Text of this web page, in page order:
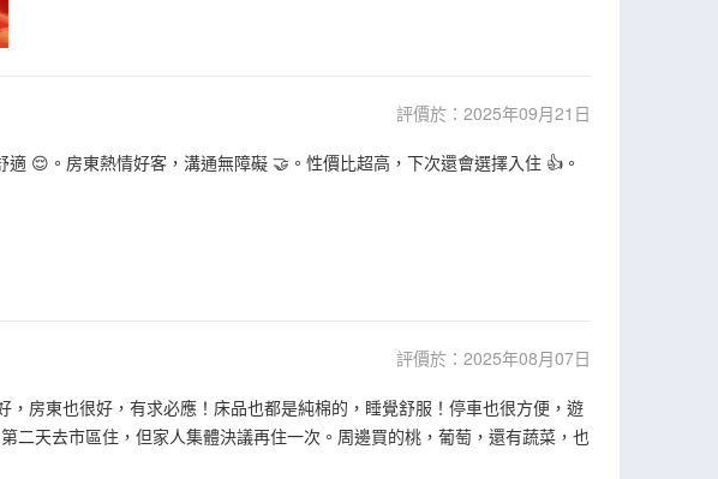
評價於：2025年09月21日
😌。房東熱情好客，溝通無障礙 🤝。性價比超高，下次還會選擇入住 👍。
評價於：2025年08月07日
房東也很好，有求必應！床品也都是純棉的，睡覺舒服！停車也很方便，遊
二天去市區住，但家人集體決議再住一次。周邊買的桃，葡萄，還有蔬菜，也